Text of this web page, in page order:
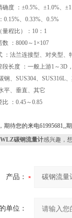
度 ：±0.5%、±1.0%、
、0.33%、0.5%
程比）：10：1
：8000～1×107
：法兰连接型、对夹型、
长度 ：一般上游1～3D
、SUS304、SUS316L
平、垂直、其它
：0.45～0.85
期待您的来电61995681,,
WLZ碳钢流量计感兴趣，
产品：
单位：